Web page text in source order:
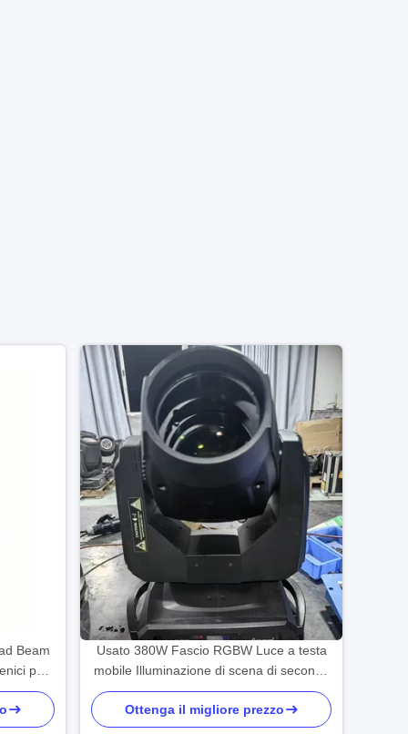
Beam
per
Medio
Usato 380W Fascio RGBW Luce a testa
mobile Illuminazione di scena di seconda
mano per concerti, matrimoni, spettacoli
dal vivo, vendita calda in Medio Oriente,
Sud-Est asiatico, Africa
Ottenga il migliore prezzo